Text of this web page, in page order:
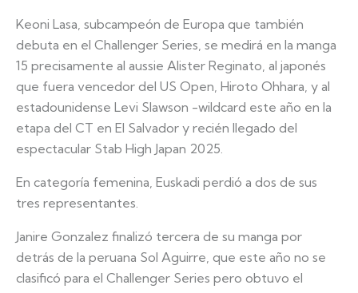
Keoni Lasa, subcampeón de Europa que también
debuta en el Challenger Series, se medirá en la manga
15 precisamente al aussie Alister Reginato, al japonés
que fuera vencedor del US Open, Hiroto Ohhara, y al
estadounidense Levi Slawson -wildcard este año en la
etapa del CT en El Salvador y recién llegado del
espectacular Stab High Japan 2025.
En categoría femenina, Euskadi perdió a dos de sus
tres representantes.
Janire Gonzalez finalizó tercera de su manga por
detrás de la peruana Sol Aguirre, que este año no se
clasificó para el Challenger Series pero obtuvo el